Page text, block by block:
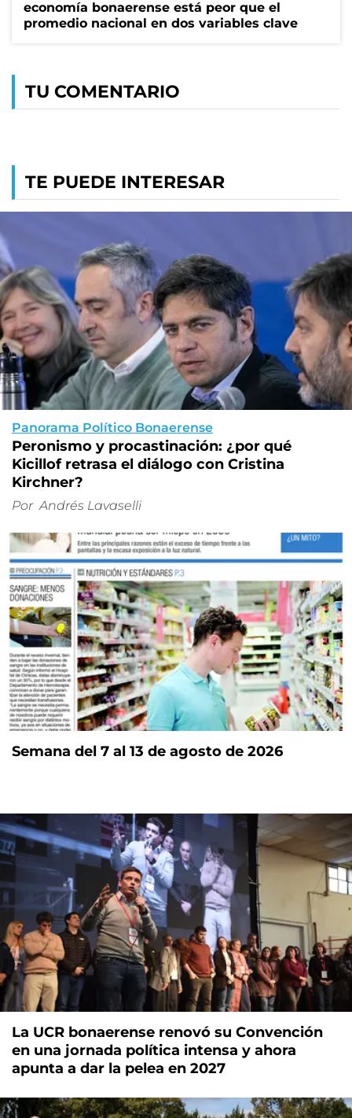
economía bonaerense está peor que el
promedio nacional en dos variables clave
TU COMENTARIO
TE PUEDE INTERESAR
Panorama Político Bonaerense
Peronismo y procastinación: ¿por qué
Kicillof retrasa el diálogo con Cristina
Kirchner?
Por Andrés Lavaselli
Semana del 7 al 13 de agosto de 2026
La UCR bonaerense renovó su Convención
en una jornada política intensa y ahora
apunta a dar la pelea en 2027